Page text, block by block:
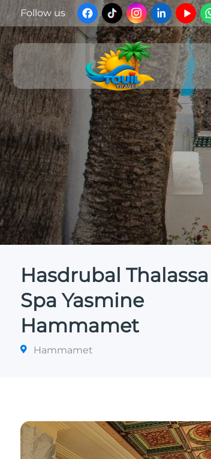
Follow us
Hasdrubal Thalassa
Spa Yasmine
Hammamet
Hammamet